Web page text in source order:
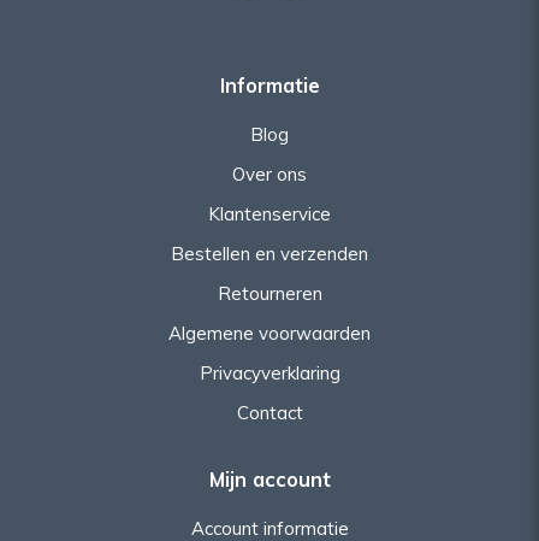
Informatie
Blog
Over ons
Klantenservice
Bestellen en verzenden
Retourneren
Algemene voorwaarden
Privacyverklaring
Contact
Mijn account
Account informatie